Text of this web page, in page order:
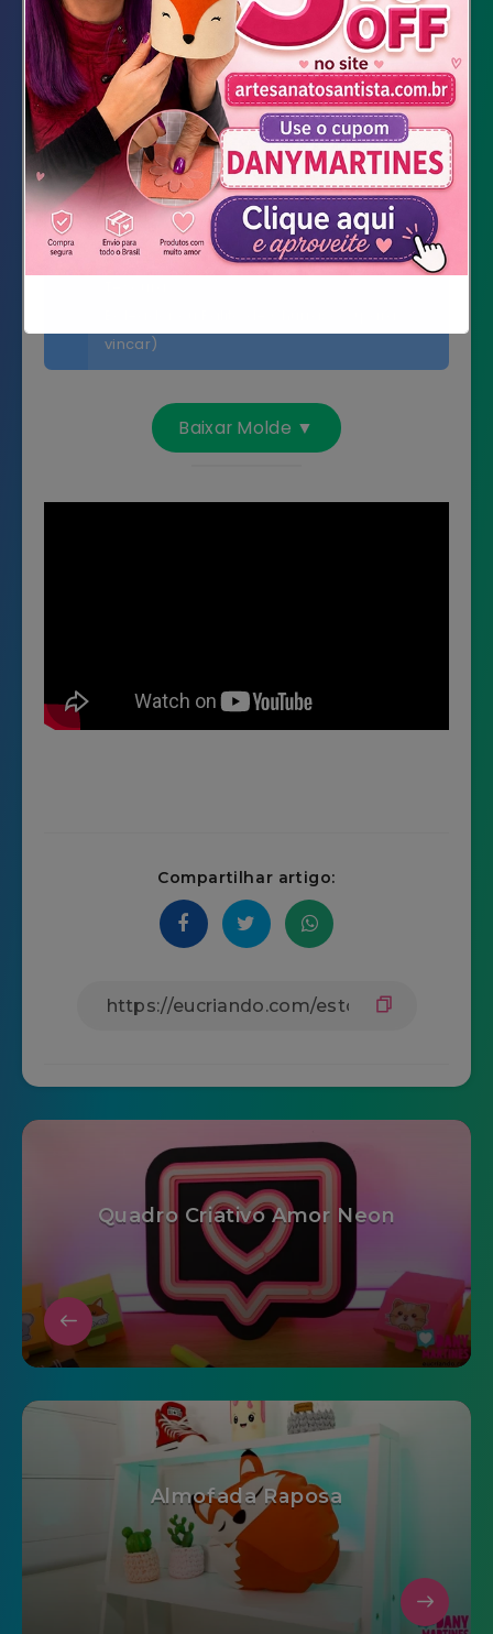
Material Necessário
Impressão dos Moldes
EVA na cor Nude
Feltro Caramelo Havaí (ou similar)
Feltro em Marrom e Rosa Pêssego
(detalhes)
Zíper (na cor de sua preferência)
Cola de Silicone Líquida
vincar)
Baixar Molde ▼
Compartilhar artigo:
Quadro Criativo Amor Neon
Almofada Raposa